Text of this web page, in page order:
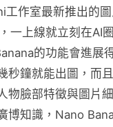
工作室最新推出的
一上線就立刻在AI
的功能會進展
秒鐘就能出圖，而
物臉部特徵與圖片
博知識，Nano